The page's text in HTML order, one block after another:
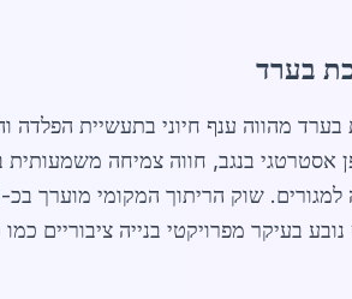
בערד
בנגב, חווה צמיחה משמעותית
בעיקר מפרויקטי בנייה ציבוריים